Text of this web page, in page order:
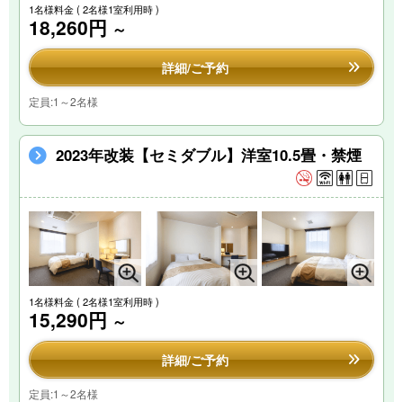
1名様料金( 2名様1室利用時 )
18,260円 ～
詳細/ご予約
定員:1～2名様
2023年改装【セミダブル】洋室10.5畳・禁煙
1名様料金( 2名様1室利用時 )
15,290円 ～
詳細/ご予約
定員:1～2名様